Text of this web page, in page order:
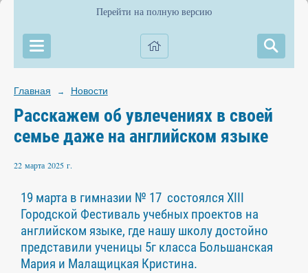
Перейти на полную версию
Главная → Новости
Расскажем об увлечениях в своей
семье даже на английском языке
22 марта 2025 г.
19 марта в гимназии № 17 состоялся XIII
Городской Фестиваль учебных проектов на
английском языке, где нашу школу достойно
представили ученицы 5г класса Большанская
Мария и Малащицкая Кристина.